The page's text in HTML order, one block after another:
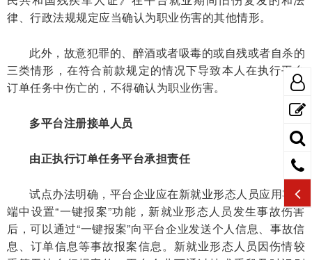
律、行政法规规定应当确认为职业伤害的其他情形。
此外，故意犯罪的、醉酒或者吸毒的或自残或者自杀的
三类情形，在符合前款规定的情况下导致本人在执行平台
订单任务中伤亡的，不得确认为职业伤害。
多平台注册接单人员
由正执行订单任务平台承担责任
试点办法明确，平台企业应在新就业形态人员应用客户
端中设置“一键报案”功能，新就业形态人员发生事故伤害
后，可以通过“一键报案”向平台企业发送个人信息、事故信
息、订单信息等事故报案信息。新就业形态人员因伤情较